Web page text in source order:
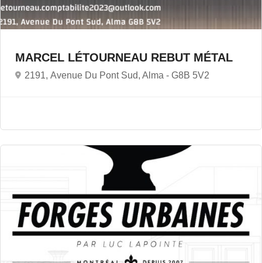
MARCEL LÉTOURNEAU REBUT MÉTAL
2191, Avenue Du Pont Sud, Alma - G8B 5V2